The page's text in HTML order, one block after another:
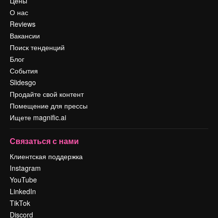
О нас
Reviews
Вакансии
Поиск тенденций
Блог
События
Slidesgo
Продайте свой контент
Помещение для прессы
Ищете magnific.ai
Связаться с нами
Клиентская поддержка
Instagram
YouTube
LinkedIn
TikTok
Discord